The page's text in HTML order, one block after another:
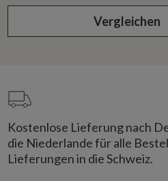
Vergleichen
Kostenlose Lieferung nach
die Niederlande für alle
Lieferungen in die Schweiz.